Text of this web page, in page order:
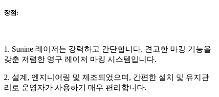
장점:
1. Sunine 레이저는 강력하고 간단합니다. 견고한 마킹 기능을
갖춘 저렴한 영구 레이저 마킹 시스템입니다.
2. 설계, 엔지니어링 및 제조되었으며, 간편한 설치 및 유지관
리로 운영자가 사용하기 매우 편리합니다.